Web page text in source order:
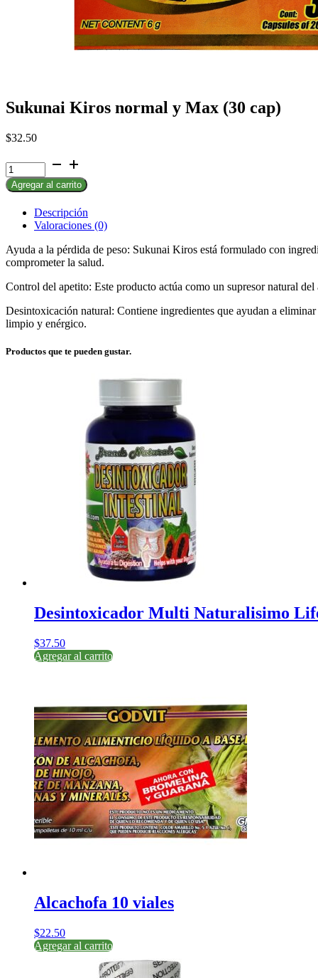
Sukunai Kiros normal y Max (30 cap)
$32.50
Sukunai
Kiros
normal
Max
cantidad
Agregar al carrito
Descripción
Valoraciones (0)
Ayuda a la pérdida de peso: Sukunai Kiros está formulado con
comprometer la salud.
Control del apetito: Este producto actúa como un supresor natural
Desintoxicación natural: Contiene ingredientes que ayudan a
limpio y enérgico.
Productos que te pueden gustar.
Desintoxicador Multi Naturalisimo
$37.50
Agregar al carrito
Alcachofa 10 viales
$22.50
Agregar al carrito